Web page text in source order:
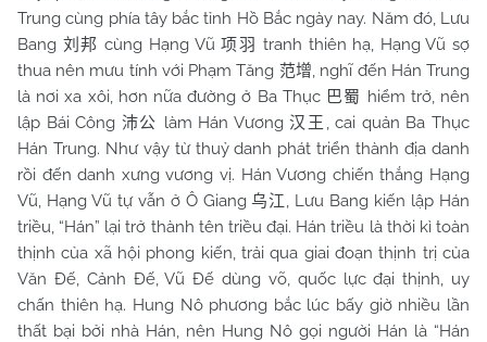
Trung cùng phía tây bắc tỉnh Hồ Bắc ngày nay. Năm đó, Lưu
Bang 刘邦 cùng Hạng Vũ项羽 tranh thiên hạ, Hạng Vũ sợ
thua nên mưu tính với Phạm Tăng 范增, nghĩ đến Hán Trung
là nơi xa xôi, hơn nữa đường ở Ba Thục 巴蜀 hiểm trở, nên
lập Bái Công 沛公 làm Hán Vương汉王 , cai quản Ba Thục
Hán Trung. Như vậy từ thuỷ danh phát triển thành địa danh
rồi đến danh xưng vương vị. Hán Vương chiến thắng Hạng
Vũ, Hạng Vũ tự vẫn ở Ô Giang乌江, Lưu Bang kiến lập Hán
triều, “Hán” lại trở thành tên triều đại. Hán triều là thời kì toàn
thịnh của xã hội phong kiến, trải qua giai đoạn thịnh trị của
Văn Đế, Cảnh Đế, Vũ Đế dùng võ, quốc lực đại thịnh, uy
chấn thiên hạ. Hung Nô phương bắc lúc bấy giờ nhiều lần
thất bại bởi nhà Hán, nên Hung Nô gọi người Hán là “Hán